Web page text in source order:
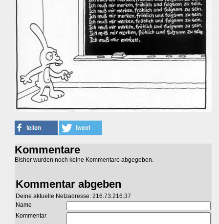
Kommentare
Bisher wurden noch keine Kommentare abgegeben.
Kommentar abgeben
Deine aktuelle Netzadresse: 216.73.216.37
Name
Kommentar